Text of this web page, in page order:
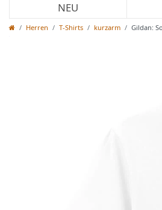
NEU
Herren T-Shirts kurzarm Gildan: